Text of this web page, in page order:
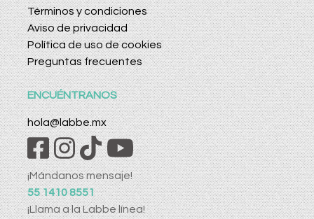
Términos y condiciones
Aviso de privacidad
Política de uso de cookies
Preguntas frecuentes
ENCUÉNTRANOS
hola@labbe.mx
¡Mándanos mensaje!
55 1410 8551
¡Llama a la Labbe línea!